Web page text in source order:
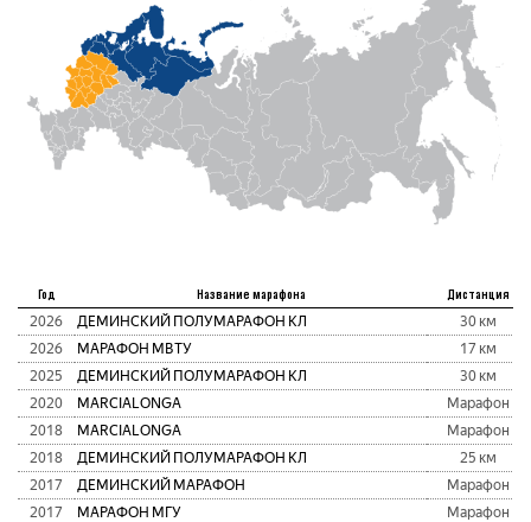
Год Название марафона Дистанция
2026 ДЕМИНСКИЙ ПОЛУМАРАФОН КЛ
30 км
2026
МАРАФОН МВТУ
17 км
2025
ДЕМИНСКИЙ ПОЛУМАРАФОН КЛ
30 км
2020
MARCIALONGA
Марафон
2018
MARCIALONGA
Марафон
2018
ДЕМИНСКИЙ ПОЛУМАРАФОН КЛ
25 км
2017
ДЕМИНСКИЙ МАРАФОН
Марафон
2017
МАРАФОН МГУ
Марафон